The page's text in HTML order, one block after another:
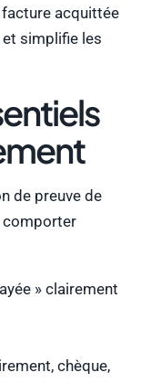
facture acquittée
simplifie les
de preuve de
comporter
» clairement
chèque,